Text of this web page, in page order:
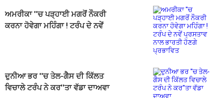
ਅਮਰੀਕਾ ''ਚ ਪੜ੍ਹਾਈ ਮਗਰੋਂ ਨੌਕਰੀ
ਕਰਨਾ ਹੋਵੇਗਾ ਮਹਿੰਗਾ ! ਟਰੰਪ ਦੇ ਨਵੇਂ
ਦੁਨੀਆ ਭਰ ''ਚ ਤੇਲ-ਗੈਸ ਦੀ ਕਿੱਲਤ
ਵਿਚਾਲੇ ਟਰੰਪ ਨੇ ਕਰ''ਤਾ ਵੱਡਾ ਦਾਅਵਾ